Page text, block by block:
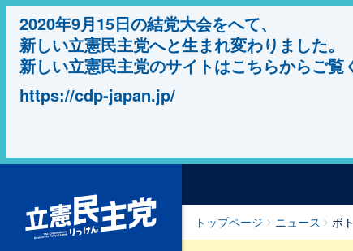
2020年9月15日の結党大会をへて、
新しい立憲民主党へと生まれ変わりました。
新しい立憲民主党のサイトはこちらからご覧
https://cdp-japan.jp/
トップページ ニュース ボ